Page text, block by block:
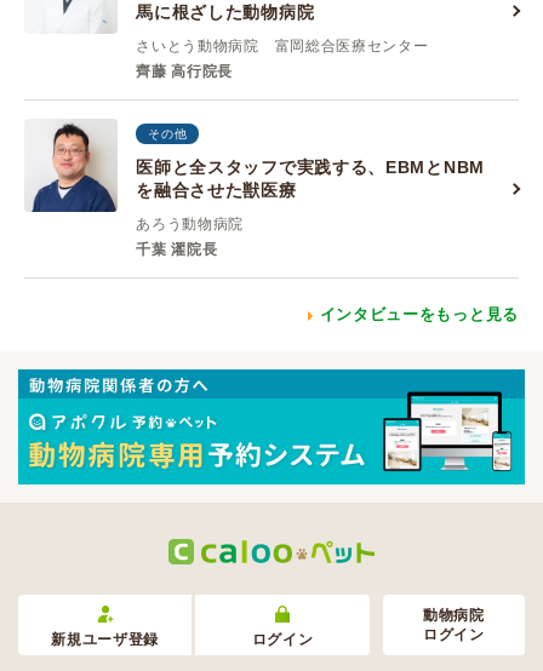
馬に根ざした動物病院
さいとう動物病院 富岡総合医療センター
齊藤 高行院長
その他
医師と全スタッフで実践する、EBMとNBM
を融合させた獣医療
あろう動物病院
千葉 濯院長
インタビューをもっと見る
新規ユーザ登録 ログイン
動物病院
ログイン